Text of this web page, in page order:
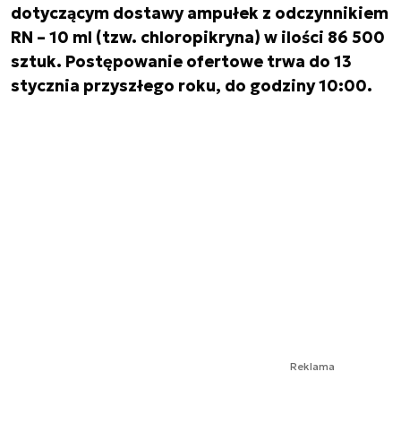
dotyczącym dostawy ampułek z odczynnikiem
RN – 10 ml (tzw. chloropikryna) w ilości 86 500
sztuk. Postępowanie ofertowe trwa do 13
stycznia przyszłego roku, do godziny 10:00.
Reklama